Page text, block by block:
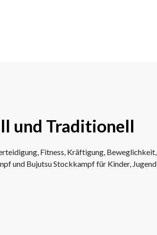
und Traditionell
Fitness, Kräftigung,
und Bujutsu Stockkampf für Kinder,